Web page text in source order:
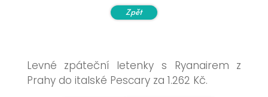
Zpět
Levné zpáteční letenky s Ryanairem z
Prahy do italské Pescary za 1.262 Kč.